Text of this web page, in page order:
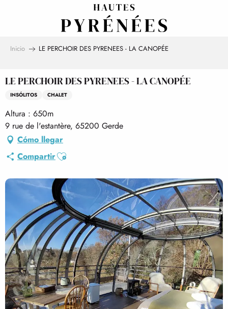
Inicio LE PERCHOIR DES PYRENEES - LA CANOPÉE
LE PERCHOIR DES PYRENEES - LA CANOPÉE
INSÓLITOS CHALET
Altura : 650m
9 rue de l'estantère, 65200 Gerde
Cómo llegar
CompartirAjouter aux favoris